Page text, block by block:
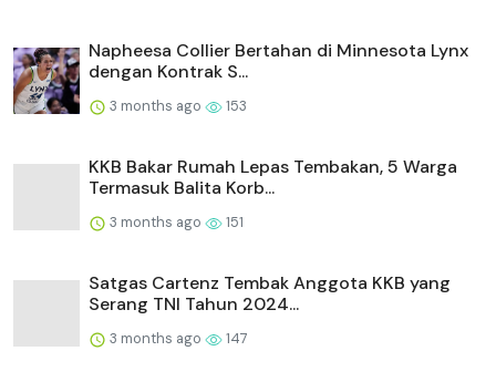
Napheesa Collier Bertahan di Minnesota Lynx
dengan Kontrak S...
3 months ago 153
KKB Bakar Rumah Lepas Tembakan, 5 Warga
Termasuk Balita Korb...
3 months ago 151
Satgas Cartenz Tembak Anggota KKB yang
Serang TNI Tahun 2024...
3 months ago 147